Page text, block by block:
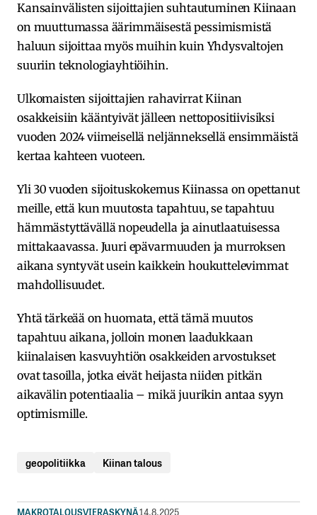
Kansainvälisten sijoittajien suhtautuminen Kiinaan
on muuttumassa äärimmäisestä pessimismistä
haluun sijoittaa myös muihin kuin Yhdysvaltojen
suuriin teknologiayhtiöihin.
Ulkomaisten sijoittajien rahavirrat Kiinan
osakkeisiin kääntyivät jälleen nettopositiivisiksi
vuoden 2024 viimeisellä neljänneksellä ensimmäistä
kertaa kahteen vuoteen.
Yli 30 vuoden sijoituskokemus Kiinassa on opettanut
meille, että kun muutosta tapahtuu, se tapahtuu
hämmästyttävällä nopeudella ja ainutlaatuisessa
mittakaavassa. Juuri epävarmuuden ja murroksen
aikana syntyvät usein kaikkein houkuttelevimmat
mahdollisuudet.
Yhtä tärkeää on huomata, että tämä muutos
tapahtuu aikana, jolloin monen laadukkaan
kiinalaisen kasvuyhtiön osakkeiden arvostukset
ovat tasoilla, jotka eivät heijasta niiden pitkän
aikavälin potentiaalia – mikä juurikin antaa syyn
optimismille.
geopolitiikka Kiinan talous
MAKROTALOUSVIERASKYNÄ14.8.2025